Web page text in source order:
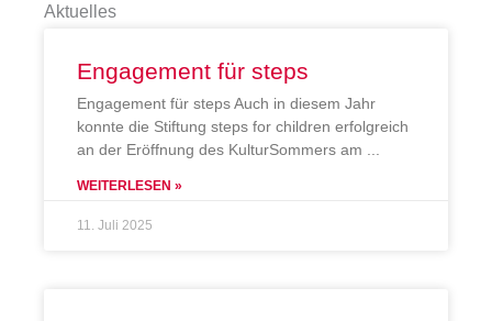
Aktuelles
Engagement für steps
Engagement für steps Auch in diesem Jahr
konnte die Stiftung steps for children erfolgreich
an der Eröffnung des KulturSommers am
WEITERLESEN »
11. Juli 2025